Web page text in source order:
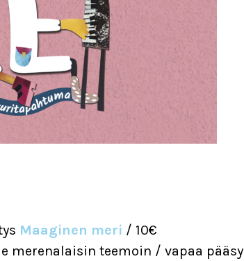
Maaginen meri / 10€
merenalaisin teemoin / vapaa pääsy